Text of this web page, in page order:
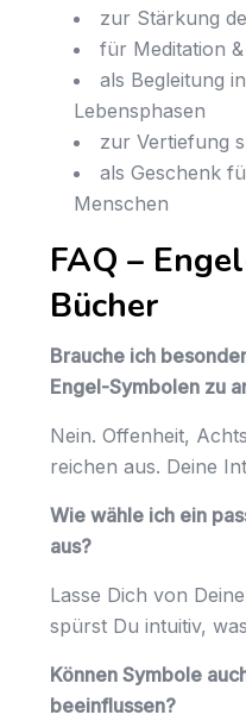
zur Stärkung
für Meditation
als Begleitung
Lebensphasen
zur Vertiefung
als Geschenk
Menschen
FAQ –
Bücher
Brauche ich
Engel-Symbolen zu
Nein. Offenheit,
reichen aus. Deine
Wie wähle ich ein
aus?
Lasse Dich von
spürst Du intuitiv,
Können Symbole
beeinflussen?